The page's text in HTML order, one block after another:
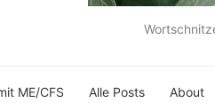
ME/CFS Alle Posts About